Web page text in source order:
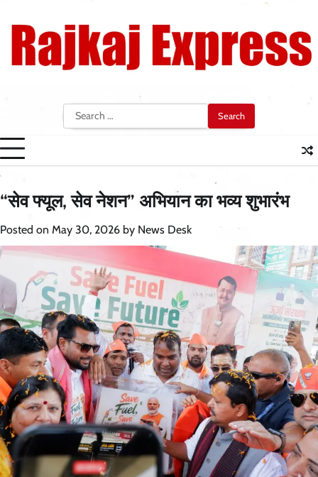
content
Search
for:
“सेव फ्यूल, सेव नेशन” अभियान का भव्य शुभारंभ
Posted on May 30, 2026 by News Desk